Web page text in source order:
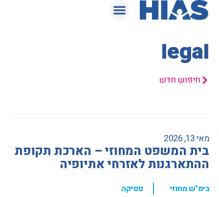
legal
חיפוש חדש
מאי 13, 2026
בית המשפט המחוזי – הארכת תקופת
ההתארגנות לאזרחי אתיופיה
בימ"ש מחוזי , פסיקה